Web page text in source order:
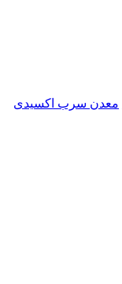
معدن سرب اکسیدی